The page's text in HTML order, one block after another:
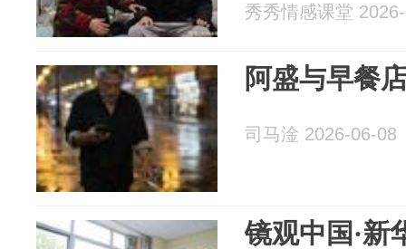
秀秀情感课堂
阿盛与早餐
司马淦 2026-06-08
镜观中国·新